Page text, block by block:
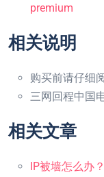
premium
相关说明
购买前请仔细
三网回程中国
相关文章
IP被墙怎么办